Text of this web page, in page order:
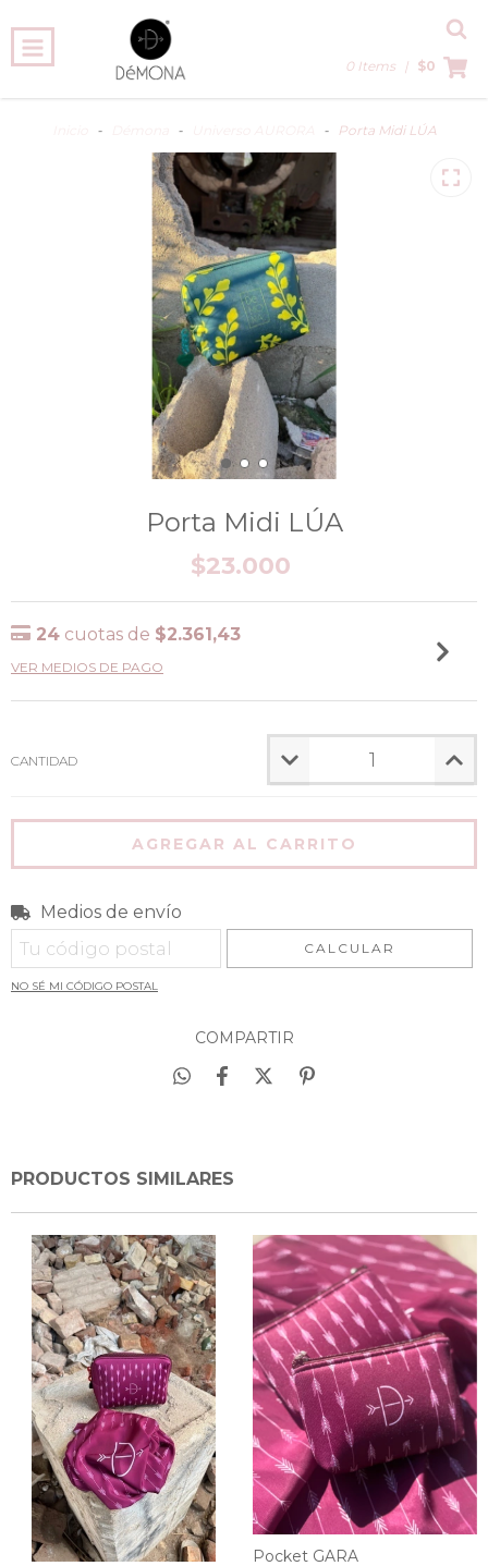
0 Items | $0
- - - Porta Midi LÚA
Porta Midi LÚA
$23.000
24 cuotas de $2.361,43
VER MEDIOS DE PAGO
CANTIDAD
Entregas para el CP:
Medios de envío
CALCULAR
NO SÉ MI CÓDIGO POSTAL
COMPARTIR
PRODUCTOS SIMILARES
Pocket GARA